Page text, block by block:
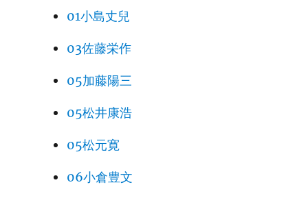
01小島丈兒
03佐藤栄作
05加藤陽三
05松井康浩
05松元寛
06小倉豊文